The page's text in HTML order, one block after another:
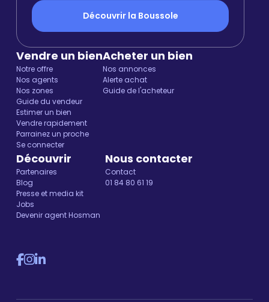
Découvrir la Boussole
Vendre un bien
Notre offre
Nos agents
Nos zones
Guide du vendeur
Estimer un bien
Vendre rapidement
Parrainez un proche
Se connecter
Acheter un bien
Nos annonces
Alerte achat
Guide de l'acheteur
Découvrir
Partenaires
Blog
Presse et media kit
Jobs
Devenir agent Hosman
Nous contacter
Contact
01 84 80 61 19